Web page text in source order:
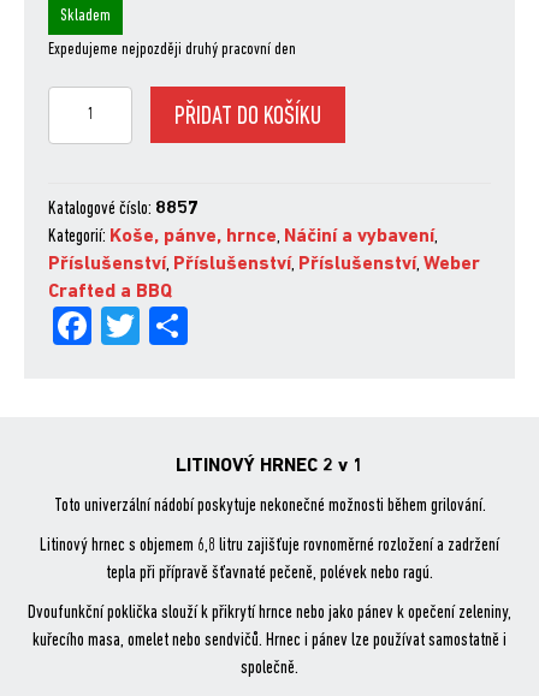
Skladem
Expedujeme nejpozději druhý pracovní den
1
množství
PŘIDAT DO KOŠÍKU
Katalogové číslo: 8857
Kategorií: Koše, pánve, hrnce, Náčiní a vybavení,
Příslušenství, Příslušenství, Příslušenství, Weber
Crafted a BBQ
Fa
Tw
LITINOVÝ HRNEC 2 v 1
Toto univerzální nádobí poskytuje nekonečné možnosti během grilování.
Litinový hrnec s objemem 6,8 litru zajišťuje rovnoměrné rozložení a zadržení
tepla při přípravě šťavnaté pečeně, polévek nebo ragú.
Dvoufunkční poklička slouží k přikrytí hrnce nebo jako pánev k opečení zeleniny,
kuřecího masa, omelet nebo sendvičů. Hrnec i pánev lze používat samostatně i
společně.